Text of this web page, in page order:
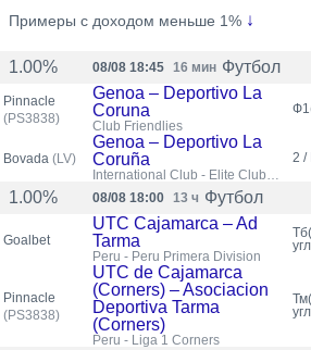
Примеры с доходом меньше 1% ↓
1.00% 08/08 18:45 16 мин Футбол
Pinnacle
(PS3838)
Genoa – Deportivo La
Coruna
Club Friendlies
Bovada (LV)
Genoa – Deportivo La
Coruña
International Club - Elite Club
2 /
1.00% 08/08 18:00 13 ч Футбол
Goalbet
UTC Cajamarca – Ad
Tarma
Peru - Peru Primera Division
Pinnacle
(PS3838)
UTC de Cajamarca
(Corners) – Asociacion
Deportiva Tarma
(Corners)
Peru - Liga 1 Corners